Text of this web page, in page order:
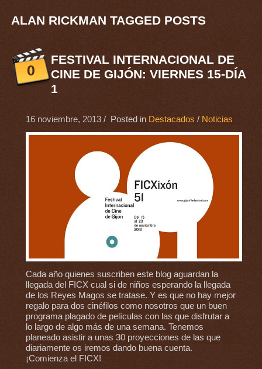
ALAN RICKMAN TAGGED POSTS
0
FESTIVAL INTERNACIONAL DE
CINE DE GIJÓN: VIERNES 15-DÍA
1
16 noviembre, 2013/ Posted in Destacados / Noticias
Cada año quienes suscriben este blog aguardan la
llegada del FICX cual si de niños esperando la llegada
de los Reyes Magos se tratase. Y es que no hay mejor
regalo para dos cinéfilos como nosotros que un buen
programa plagado de películas con las que disfrutar a
lo largo de algo más de una semana. Tenemos
planeado asistir a unas 30 proyecciones de las que
diariamente os iremos dando buena cuenta.
¡Comienza el FICX!